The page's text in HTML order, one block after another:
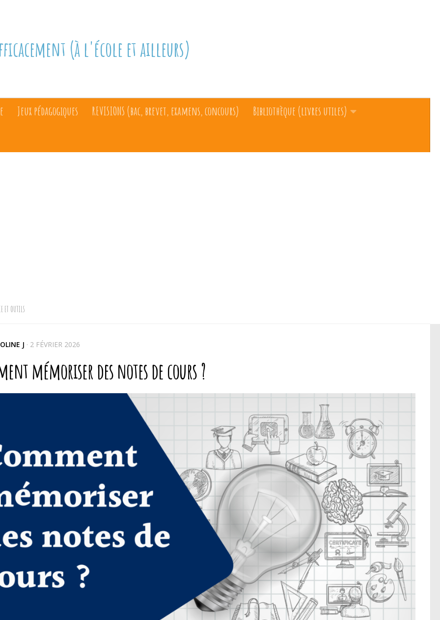
(à l'école et ailleurs)
Jeux pédagogiques REVISIONS (bac, brevet, examens, concours) Bibliothèque (livres utiles)
ET OUTILS
J · 2 FÉVRIER 2026
mémoriser des notes de cours ?